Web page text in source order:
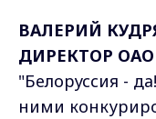
ВАЛЕРИЙ
ДИРЕКТОР
"Белоруссия -
ними